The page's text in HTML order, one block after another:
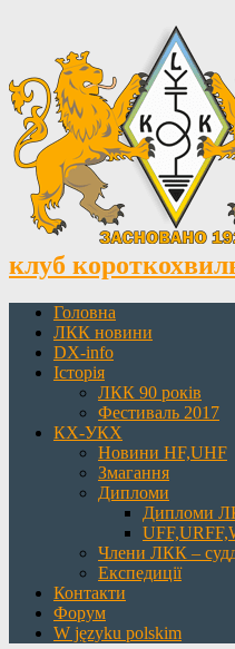
клуб
Головна
ЛКК новини
DX-info
Історія
ЛКК 90 років
Фестиваль 2017
КХ-УКХ
Новини HF,UHF
Змагання
Дипломи
Дипломи
Члени ЛКК –
Експедиції
Контакти
Форум
W języku polskim